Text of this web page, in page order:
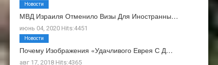
МВД Израиля Отменило Визы Для Иностранны…
июнь 04, 2020 Hits:4451
Новости
Почему Изображения «Удачливого Еврея С Д…
авг 17, 2018 Hits:4365
Новости